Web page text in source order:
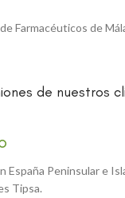
Farmacéuticos de
de nuestros
España Peninsular e
Tipsa.